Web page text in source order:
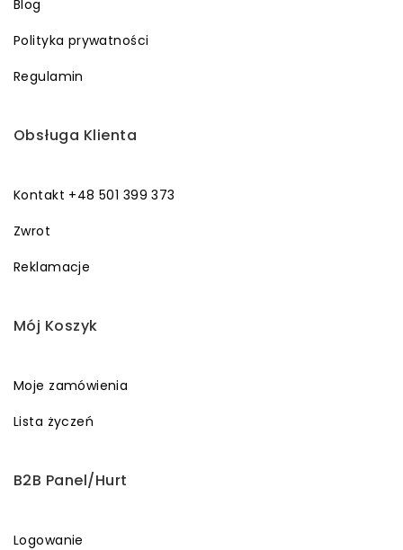
Blog
Polityka prywatności
Regulamin
Obsługa Klienta
Kontakt +48 501 399 373
Zwrot
Reklamacje
Mój Koszyk
Moje zamówienia
Lista życzeń
B2B Panel/Hurt
Logowanie